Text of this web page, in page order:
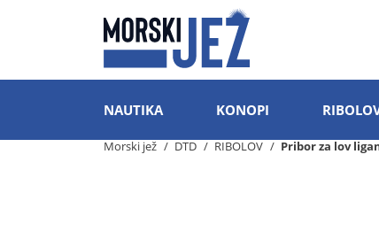
NAUTIKA KONOPI
Morski jež DTD RIBOLOV Pribor za lov